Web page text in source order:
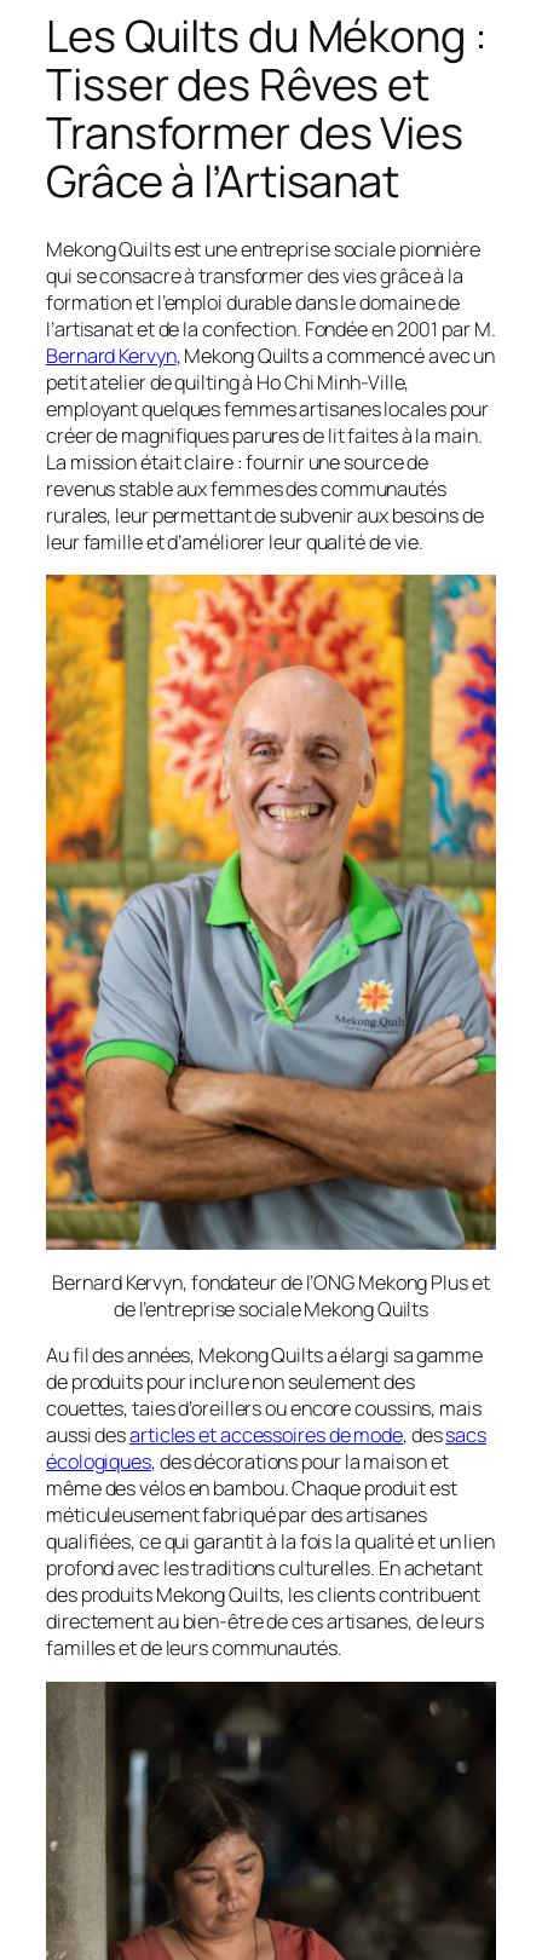
Les Quilts du Mékong :
Tisser des Rêves et
Transformer des Vies
Grâce à l’Artisanat
Mekong Quilts est une entreprise sociale pionnière
qui se consacre à transformer des vies grâce à la
formation et l’emploi durable dans le domaine de
l’artisanat et de la confection. Fondée en 2001 par M.
Bernard Kervyn, Mekong Quilts a commencé avec un
petit atelier de quilting à Ho Chi Minh-Ville,
employant quelques femmes artisanes locales pour
créer de magnifiques parures de lit faites à la main.
La mission était claire : fournir une source de
revenus stable aux femmes des communautés
rurales, leur permettant de subvenir aux besoins de
leur famille et d’améliorer leur qualité de vie.
Bernard Kervyn, fondateur de l’ONG Mekong Plus et
de l’entreprise sociale Mekong Quilts
Au fil des années, Mekong Quilts a élargi sa gamme
de produits pour inclure non seulement des
couettes, taies d’oreillers ou encore coussins, mais
aussi desarticles et accessoires de mode, dessacs
écologiques, des décorations pour la maison et
même des vélos en bambou. Chaque produit est
méticuleusement fabriqué par des artisanes
qualifiées, ce qui garantit à la fois la qualité et un lien
profond avec les traditions culturelles. En achetant
des produits Mekong Quilts, les clients contribuent
directement au bien-être de ces artisanes, de leurs
familles et de leurs communautés.